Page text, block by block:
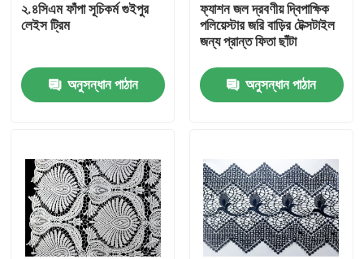
পণ্য
আমাদের সম্পর্কে
২.৪সিএম ফাঁপা সূচিকর্ম গুইপুর
লেইস ট্রিম
অনুসন্ধান পাঠান
ফ্যাশন জল দ্রবণীয় দ্বিপাক্ষিক
পলিয়েস্টার জরি বাড়ির টেক্সটাইল
জন্য প্রান্ত ফিতা ছাঁটা
অনুসন্ধান পাঠান